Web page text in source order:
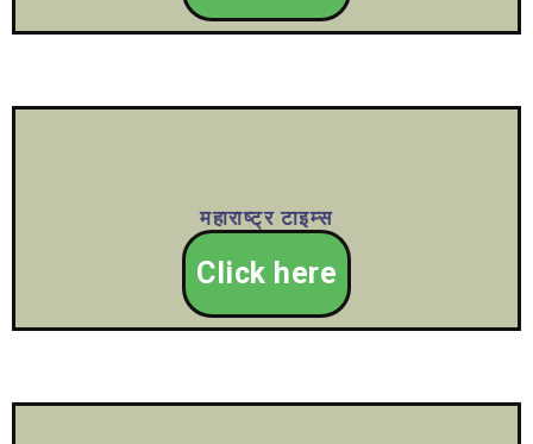
महाराष्ट्र टाइम्स
Click here